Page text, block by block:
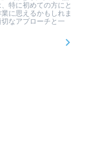
特に初めての方にと
に思えるかもしれま
なアプローチと一